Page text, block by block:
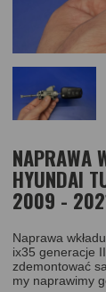
NAPRAWA
HYUNDAI
2009 -
Naprawa
ix35 generacje
zdemontować
my naprawimy